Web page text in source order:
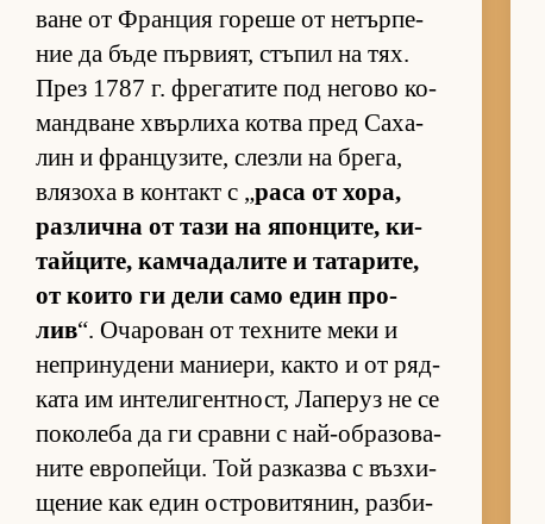
ване от Фран­ция го­реше от не­тър­пе­
ние да бъде пър­ви­ят, стъ­пил на тях.
През 1787 г. фре­га­тите под не­гово ко­
ман­д­ване хвър­лиха котва пред Са­ха­
лин и фран­цу­зи­те, слезли на бре­га,
вля­зоха в кон­такт с „раса от хо­ра,
раз­лична от тази на япон­ци­те, ки­
тай­ци­те, кам­ча­да­лите и та­та­ри­те,
от ко­ито ги дели само един про­
лив“. Оча­ро­ван от тех­ните меки и
неп­ри­ну­дени ма­ни­е­ри, както и от ряд­
ката им ин­те­ли­ген­т­ност, Ла­пе­руз не се
по­ко­леба да ги сравни с най-об­ра­зо­ва­
ните ев­ро­пей­ци. Той раз­казва с въз­хи­
ще­ние как един ос­т­ро­ви­тя­нин, раз­би­